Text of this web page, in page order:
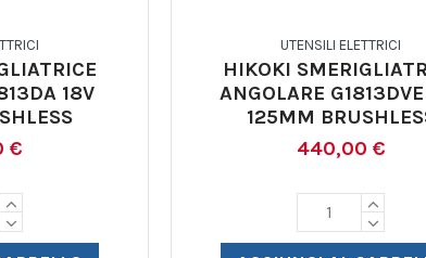
18V
€
UTENSILI ELETTRICI
HIKOKI
ANGOLARE
125MM
440,00 €